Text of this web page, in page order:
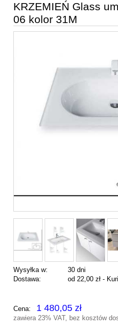
KRZEMIEŃ Glass
06 kolor 31M
Wysyłka w:
30 dni
Dostawa:
od 22,00 zł -
Cena nie zawiera
Cena: 1 480,05 zł
zawiera 23% VAT, bez kosztów